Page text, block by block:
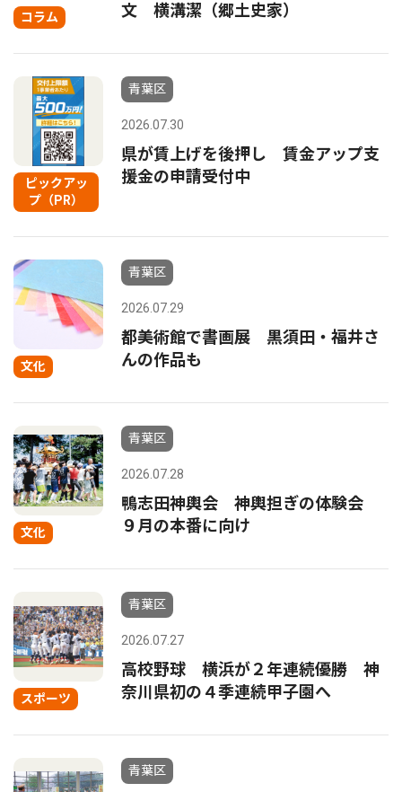
コラム
文 横溝潔（郷土史家）
ピックアッ
プ（PR）
青葉区
2026.07.30
県が賃上げを後押し 賃金アップ支
援金の申請受付中
文化
青葉区
2026.07.29
都美術館で書画展 黒須田・福井さ
んの作品も
文化
青葉区
2026.07.28
鴨志田神輿会 神輿担ぎの体験会
９月の本番に向け
スポーツ
青葉区
2026.07.27
高校野球 横浜が２年連続優勝 神
奈川県初の４季連続甲子園へ
青葉区